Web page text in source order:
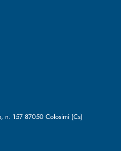
n. 157 87050 Colosimi (Cs)